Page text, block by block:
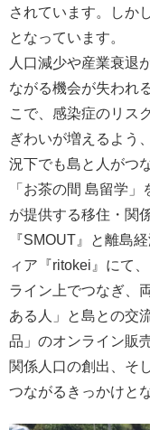
されています。しか
となっています。
人口減少や産業衰退
ながる機会が失われ
こで、感染症のリス
ぎわいが増えるよう
況下でも島と人がつ
「お茶の間 島留学
が提供する移住・関
『SMOUT』と離島
ィア『ritokei』にて
ライン上でつなぎ、
ある人」と島との交
品」のオンライン販
関係人口の創出、そ
つながるきっかけと